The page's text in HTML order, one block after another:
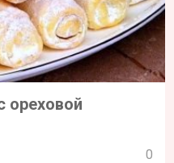
ореховой
0